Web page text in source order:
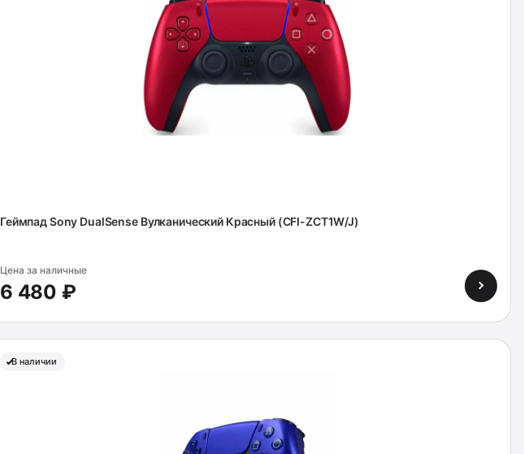
Геймпад Sony DualSense Вулканический Красный (CFI-ZCT1W/J)
Цена за наличные
6 480 ₽
В наличии